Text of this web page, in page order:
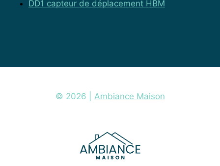
DD1 capteur de déplacement HBM
© 2026 | Ambiance Maison